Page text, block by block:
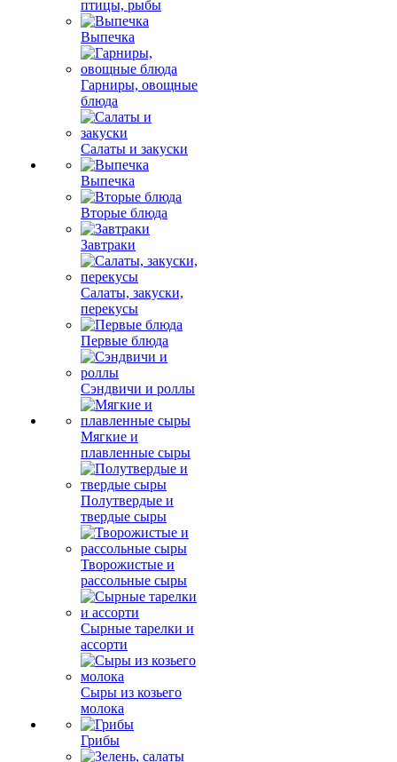
птицы, рыбы
Выпечка
Гарниры, овощные
блюда
Салаты и закуски
Выпечка
Вторые блюда
Завтраки
Салаты, закуски,
перекусы
Первые блюда
Сэндвичи и роллы
Мягкие и
плавленные сыры
Полутвердые и
твердые сыры
Творожистые и
рассольные сыры
Сырные тарелки и
ассорти
Сыры из козьего
молока
Грибы